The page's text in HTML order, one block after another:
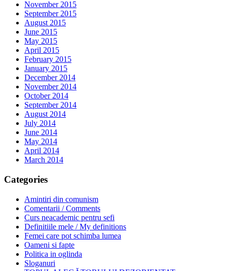
November 2015
September 2015
August 2015
June 2015
May 2015
April 2015
February 2015
January 2015
December 2014
November 2014
October 2014
September 2014
August 2014
July 2014
June 2014
May 2014
April 2014
March 2014
Categories
Amintiri din comunism
Comentarii / Comments
Curs neacademic pentru sefi
Definitiile mele / My definitions
Femei care pot schimba lumea
Oameni si fapte
Politica in oglinda
Sloganuri